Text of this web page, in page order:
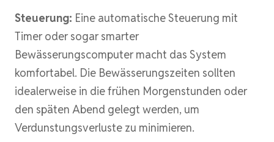
Steuerung: Eine automatische Steuerung mit
Timer oder sogar smarter
Bewässerungscomputer macht das System
komfortabel. Die Bewässerungszeiten sollten
idealerweise in die frühen Morgenstunden oder
den späten Abend gelegt werden, um
Verdunstungsverluste zu minimieren.